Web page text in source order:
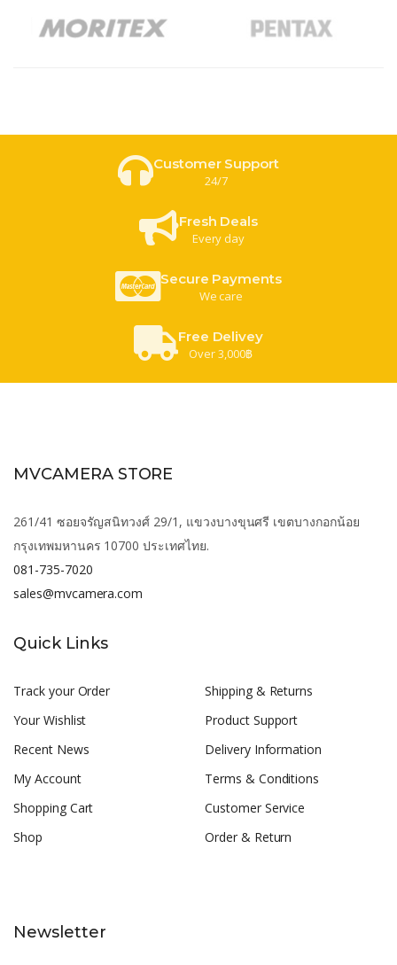
Customer Support
24/7
Fresh Deals
Every day
Secure Payments
We care
Free Delivey
Over 3,000฿
MVCAMERA STORE
261/41 ซอยจรัญสนิทวงศ์ 29/1, แขวงบางขุนศรี เขตบางกอกน้อย
กรุงเทพมหานคร 10700 ประเทศไทย.
081-735-7020
sales@mvcamera.com
Quick Links
Track your Order
Your Wishlist
Recent News
My Account
Shopping Cart
Shop
Shipping & Returns
Product Support
Delivery Information
Terms & Conditions
Customer Service
Order & Return
Newsletter